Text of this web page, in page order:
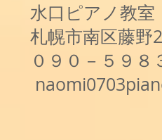
水口ピアノ教室
札幌市南区藤野
０９０－５９８